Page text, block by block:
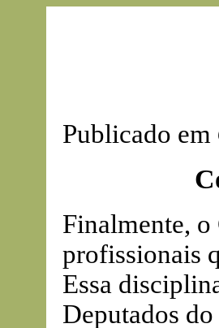
Publicado em
Finalmente,
profissionais
Essa
Deputados